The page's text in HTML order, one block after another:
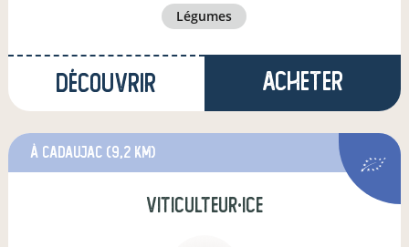
légumes
Découvrir Acheter
à Cadaujac (9,2 km)
viticulteur·ice